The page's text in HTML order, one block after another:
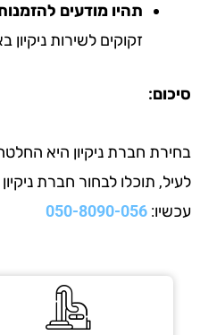
תהיו מודעים
זקוקים לשירות
סיכום:
בחירת חברת ניקיון היא
לעיל, תוכלו לבחור חברת
עכשיו: